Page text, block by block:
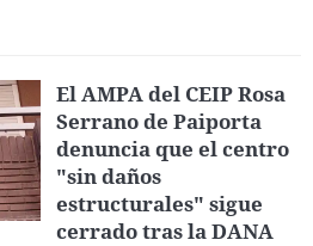
El AMPA del CEIP Rosa
Serrano de Paiporta
denuncia que el centro
"sin daños
estructurales" sigue
cerrado tras la DANA